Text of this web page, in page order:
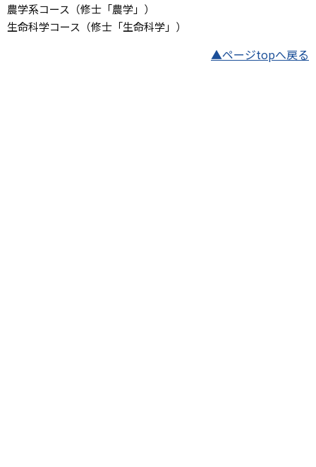
農学系コース（修士「農学」）
生命科学コース（修士「生命科学」）
▲ページtopへ戻る